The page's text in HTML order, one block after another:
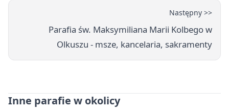
Następny >>
Parafia św. Maksymiliana Marii Kolbego w
Olkuszu - msze, kancelaria, sakramenty
Inne parafie w okolicy